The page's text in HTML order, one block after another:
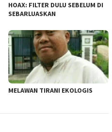
HOAX: FILTER DULU SEBELUM DI
SEBARLUASKAN
MELAWAN TIRANI EKOLOGIS